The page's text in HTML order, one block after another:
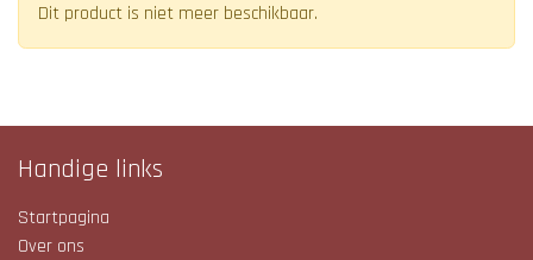
Dit product is niet meer beschikbaar.
Handige links
Startpagina
Over ons